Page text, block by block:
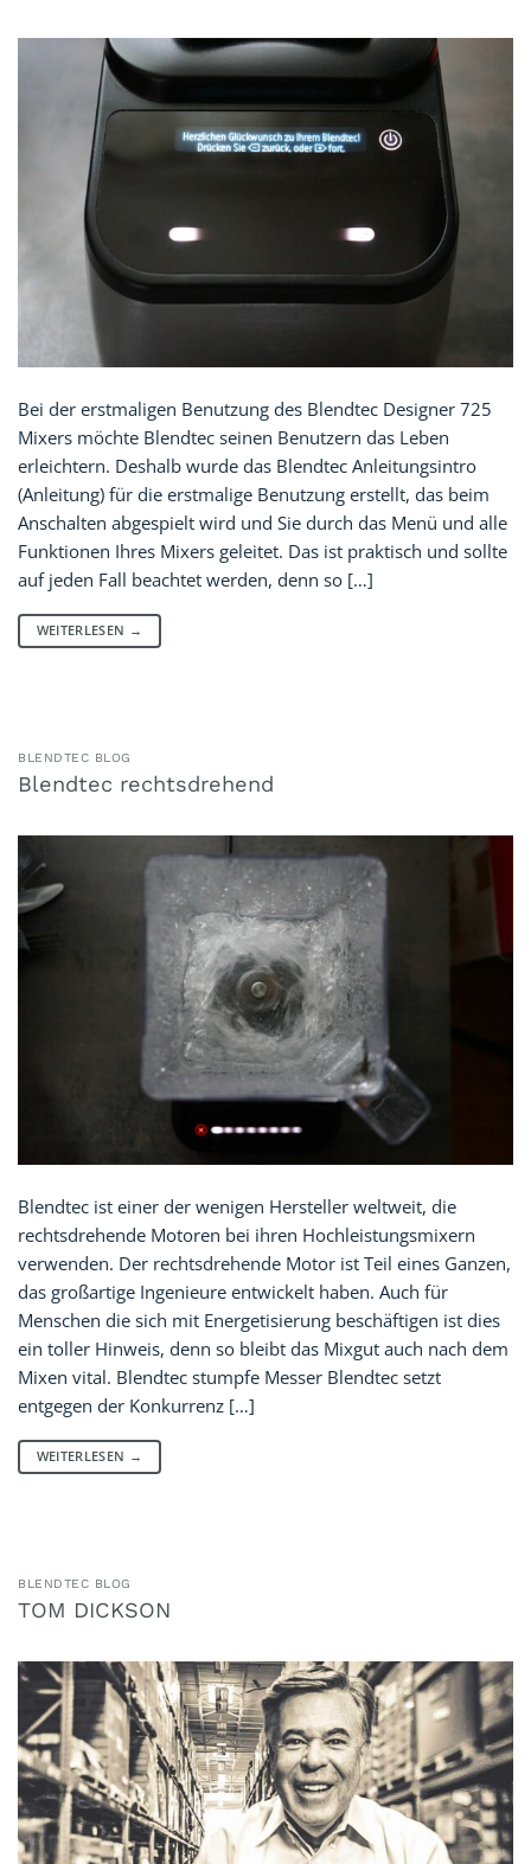
Bei der erstmaligen Benutzung des Blendtec Designer 725
Mixers möchte Blendtec seinen Benutzern das Leben
erleichtern. Deshalb wurde das Blendtec Anleitungsintro
(Anleitung) für die erstmalige Benutzung erstellt, das beim
Anschalten abgespielt wird und Sie durch das Menü und alle
Funktionen Ihres Mixers geleitet. Das ist praktisch und sollte
auf jeden Fall beachtet werden, denn so […]
WEITERLESEN →
BLENDTEC BLOG
Blendtec rechtsdrehend
Blendtec ist einer der wenigen Hersteller weltweit, die
rechtsdrehende Motoren bei ihren Hochleistungsmixern
verwenden. Der rechtsdrehende Motor ist Teil eines Ganzen,
das großartige Ingenieure entwickelt haben. Auch für
Menschen die sich mit Energetisierung beschäftigen ist dies
ein toller Hinweis, denn so bleibt das Mixgut auch nach dem
Mixen vital. Blendtec stumpfe Messer Blendtec setzt
entgegen der Konkurrenz […]
WEITERLESEN →
BLENDTEC BLOG
TOM DICKSON